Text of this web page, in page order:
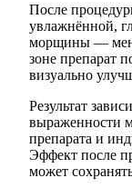
После
увлажнённой,
морщины —
зоне препарат
визуально
Результат
выраженности
препарата и
Эффект после
может